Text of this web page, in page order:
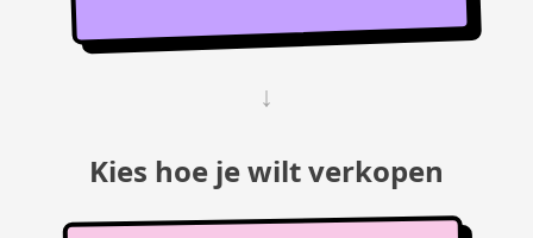
↓
Kies hoe je wilt verkopen